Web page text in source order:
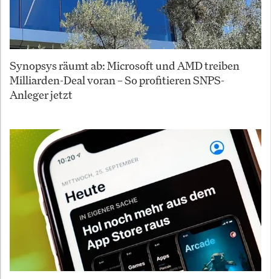
Synopsys räumt ab: Microsoft und AMD treiben
Milliarden-Deal voran – So profitieren SNPS-
Anleger jetzt